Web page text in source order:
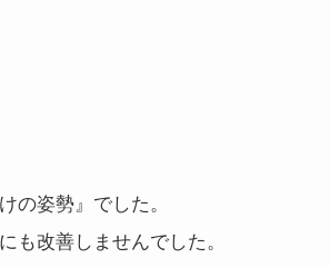
の姿勢』でした。
改善しませんでした。